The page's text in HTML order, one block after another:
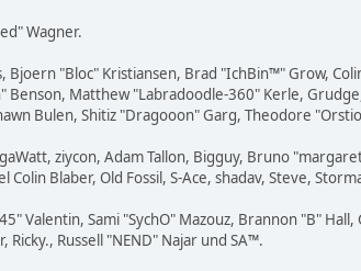
Wagner.
"Bloc" Kristiansen, Brad "IchBin™" Grow,
Benson, Matthew "Labradoodle-360" Kerle,
Bulen, Shitiz "Dragooon" Garg, Theodore
ziycon, Adam Tallon, Bigguy, Bruno
Blaber, Old Fossil, S-Ace, shadav, Steve,
Valentin, Sami "SychO" Mazouz, Brannon "B" Hall,
Ricky., Russell "NEND" Najar und SA™.